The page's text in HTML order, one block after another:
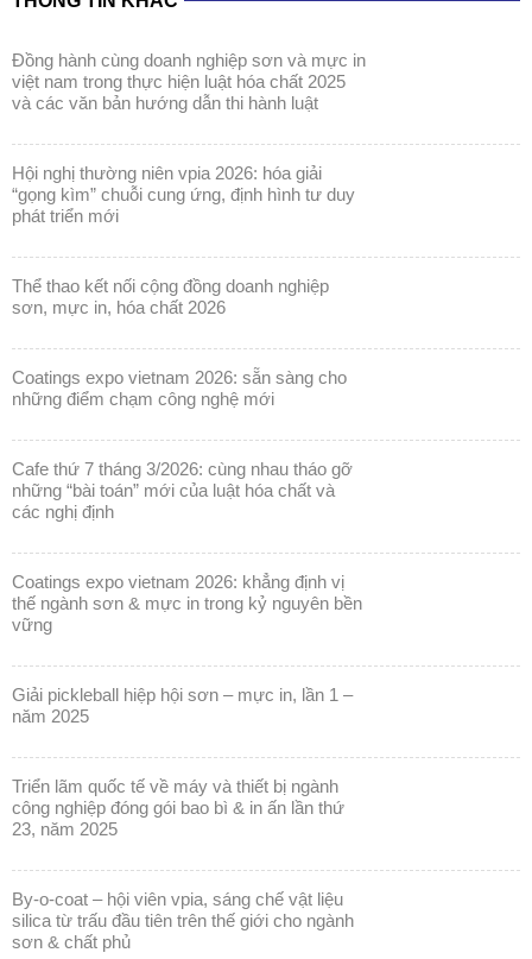
đồng hành cùng doanh nghiệp sơn và mực in
việt nam trong thực hiện luật hóa chất 2025
và các văn bản hướng dẫn thi hành luật
hội nghị thường niên vpia 2026: hóa giải
“gọng kìm” chuỗi cung ứng, định hình tư duy
phát triển mới
thể thao kết nối cộng đồng doanh nghiệp
sơn, mực in, hóa chất 2026
coatings expo vietnam 2026: sẵn sàng cho
những điểm chạm công nghệ mới
cafe thứ 7 tháng 3/2026: cùng nhau tháo gỡ
những “bài toán” mới của luật hóa chất và
các nghị định
coatings expo vietnam 2026: khẳng định vị
thế ngành sơn & mực in trong kỷ nguyên bền
vững
giải pickleball hiệp hội sơn – mực in, lần 1 –
năm 2025
triển lãm quốc tế về máy và thiết bị ngành
công nghiệp đóng gói bao bì & in ấn lần thứ
23, năm 2025
by-o-coat – hội viên vpia, sáng chế vật liệu
silica từ trấu đầu tiên trên thế giới cho ngành
sơn & chất phủ